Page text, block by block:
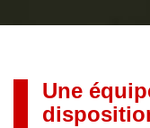
Une